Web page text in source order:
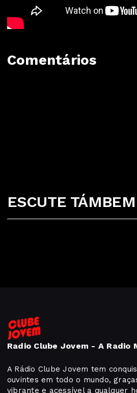
Comentários
ESCUTE
Radio Clube Jovem - A Radio
A Rádio Clube Jovem tem
ouvintes em todo o mundo,
vibrante e acessível a qualquer